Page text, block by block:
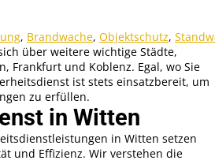
, Brandwache, Objektschutz,
über weitere wichtige Städte,
Frankfurt und Koblenz. Egal, wo Sie
ist stets einsatzbereit, um
zu erfüllen.
in Witten
in Witten setzen
und Effizienz. Wir verstehen die